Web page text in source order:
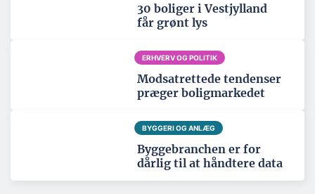
30 boliger i Vestjylland
får grønt lys
ERHVERV OG POLITIK
Modsatrettede tendenser
præger boligmarkedet
BYGGERI OG ANLÆG
Byggebranchen er for
dårlig til at håndtere data